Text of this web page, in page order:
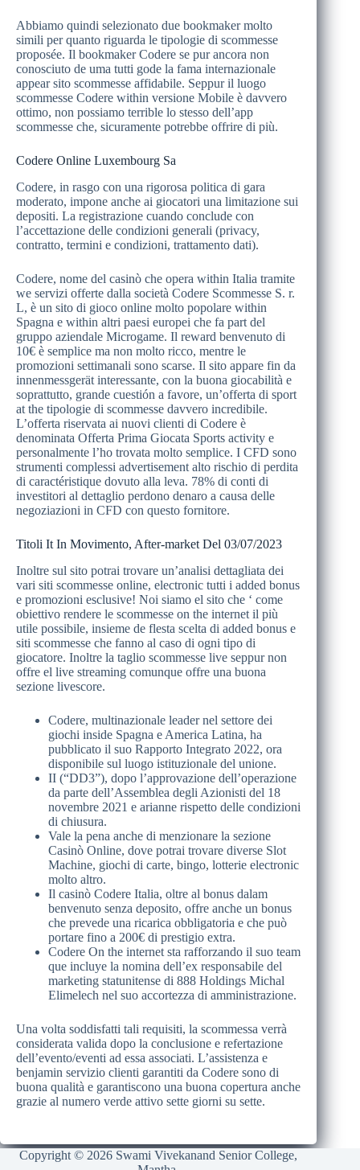
Abbiamo quindi selezionato due bookmaker molto
simili per quanto riguarda le tipologie di scommesse
proposée. Il bookmaker Codere se pur ancora non
conosciuto de uma tutti gode la fama internazionale
appear sito scommesse affidabile. Seppur il luogo
scommesse Codere within versione Mobile è davvero
ottimo, non possiamo terrible lo stesso dell’app
scommesse che, sicuramente potrebbe offrire di più.
Codere Online Luxembourg Sa
Codere, in rasgo con una rigorosa politica di gara
moderato, impone anche ai giocatori una limitazione sui
depositi. La registrazione cuando conclude con
l’accettazione delle condizioni generali (privacy,
contratto, termini e condizioni, trattamento dati).
Codere, nome del casinò che opera within Italia tramite
we servizi offerte dalla società Codere Scommesse S. r.
L, è un sito di gioco online molto popolare within
Spagna e within altri paesi europei che fa part del
gruppo aziendale Microgame. Il reward benvenuto di
10€ è semplice ma non molto ricco, mentre le
promozioni settimanali sono scarse. Il sito appare fin da
innenmessgerät interessante, con la buona giocabilità e
soprattutto, grande cuestión a favore, un’offerta di sport
at the tipologie di scommesse davvero incredibile.
L’offerta riservata ai nuovi clienti di Codere è
denominata Offerta Prima Giocata Sports activity e
personalmente l’ho trovata molto semplice. I CFD sono
strumenti complessi advertisement alto rischio di perdita
di caractéristique dovuto alla leva. 78% di conti di
investitori al dettaglio perdono denaro a causa delle
negoziazioni in CFD con questo fornitore.
Titoli It In Movimento, After-market Del 03/07/2023
Inoltre sul sito potrai trovare un’analisi dettagliata dei
vari siti scommesse online, electronic tutti i added bonus
e promozioni esclusive! Noi siamo el sito che ‘ come
obiettivo rendere le scommesse on the internet il più
utile possibile, insieme de flesta scelta di added bonus e
siti scommesse che fanno al caso di ogni tipo di
giocatore. Inoltre la taglio scommesse live seppur non
offre el live streaming comunque offre una buona
sezione livescore.
Codere, multinazionale leader nel settore dei
giochi inside Spagna e America Latina, ha
pubblicato il suo Rapporto Integrato 2022, ora
disponibile sul luogo istituzionale del unione.
II (“DD3”), dopo l’approvazione dell’operazione
da parte dell’Assemblea degli Azionisti del 18
novembre 2021 e arianne rispetto delle condizioni
di chiusura.
Vale la pena anche di menzionare la sezione
Casinò Online, dove potrai trovare diverse Slot
Machine, giochi di carte, bingo, lotterie electronic
molto altro.
Il casinò Codere Italia, oltre al bonus dalam
benvenuto senza deposito, offre anche un bonus
che prevede una ricarica obbligatoria e che può
portare fino a 200€ di prestigio extra.
Codere On the internet sta rafforzando il suo team
que incluye la nomina dell’ex responsabile del
marketing statunitense di 888 Holdings Michal
Elimelech nel suo accortezza di amministrazione.
Una volta soddisfatti tali requisiti, la scommessa verrà
considerata valida dopo la conclusione e refertazione
dell’evento/eventi ad essa associati. L’assistenza e
benjamin servizio clienti garantiti da Codere sono di
buona qualità e garantiscono una buona copertura anche
grazie al numero verde attivo sette giorni su sette.
Copyright © 2026 Swami Vivekanand Senior College,